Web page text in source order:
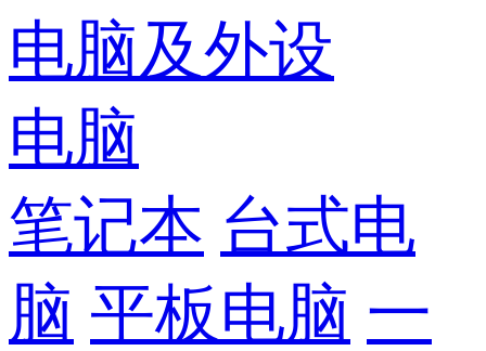
电脑及外设
电脑
笔记本 台式电
脑 平板电脑 一